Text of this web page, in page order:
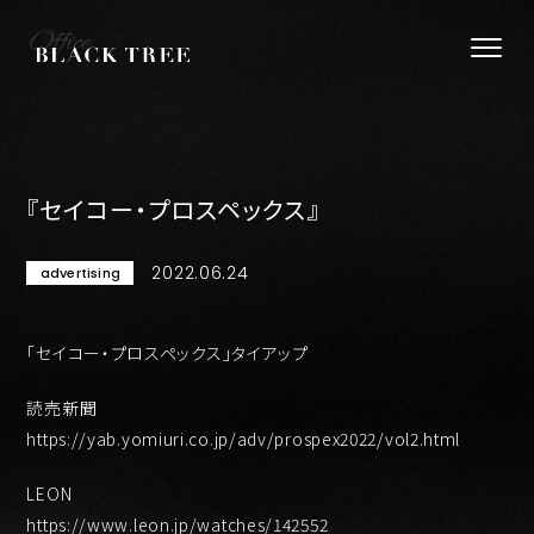
『セイコー・プロスペックス』
advertising 2022.06.24
「セイコー・プロスペックス」タイアップ
読売新聞
https://yab.yomiuri.co.jp/adv/prospex2022/vol2.html
LEON
https://www.leon.jp/watches/142552